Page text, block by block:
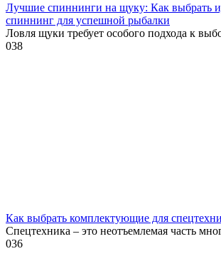
Лучшие спиннинги на щуку: Как выбрать
спиннинг для успешной рыбалки
Ловля щуки требует особого подхода к
038
Как выбрать комплектующие для
Спецтехника – это неотъемлемая часть
036